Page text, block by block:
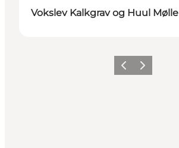
Vokslev Kalkgrav og Huul Mølle
ForrigeNæste